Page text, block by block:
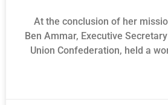
At the conclusion of her
Ben Ammar, Executive
Union Confederation, held a